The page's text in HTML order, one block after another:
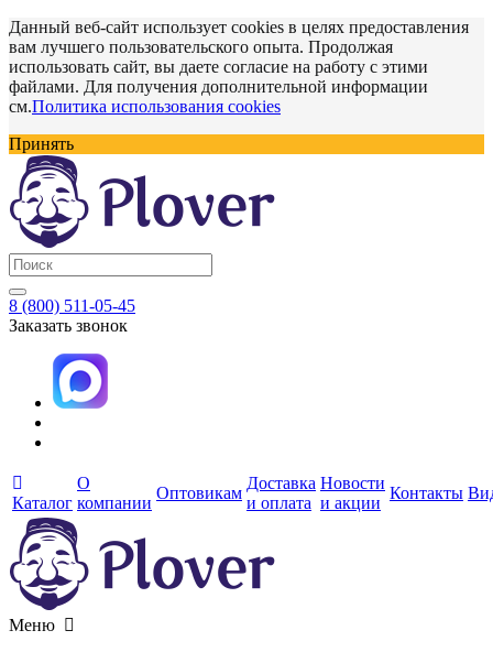
Данный веб-сайт использует cookies в целях предоставления
вам лучшего пользовательского опыта. Продолжая
использовать сайт, вы даете согласие на работу с этими
файлами. Для получения дополнительной информации
см.Политика использования cookies
Принять
8 (800) 511-05-45
Заказать звонок
Каталог
О
компании
Оптовикам
Доставка
и оплата
Новости
и акции
Контакты
Меню